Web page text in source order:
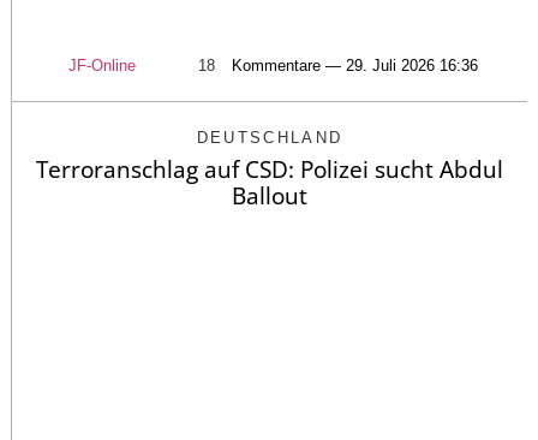
JF-Online 18 Kommentare — 29. Juli 2026 16:36
DEUTSCHLAND
Terroranschlag auf CSD: Polizei sucht Abdul
Ballout